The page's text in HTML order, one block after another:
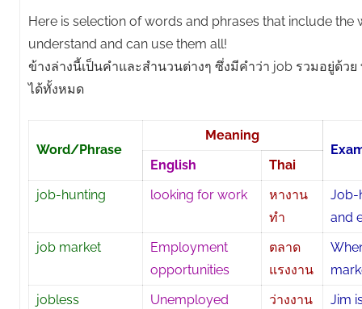
Here is selection of words and phrases that include the
understand and can use them all!
ข้างล่างนี้เป็นคำและสำนวนต่างๆ ซึ่งมีคำว่า job รวมอยู่ด้ว
ได้ทั้งหมด
Word/Phrase
Meaning
English
Thai
job-hunting
looking for work
หางาน
ทำ
Job-
and
job market
Employment
opportunities
ตลาด
แรงงาน
jobless
Unemployed ว่างงาน
Jim